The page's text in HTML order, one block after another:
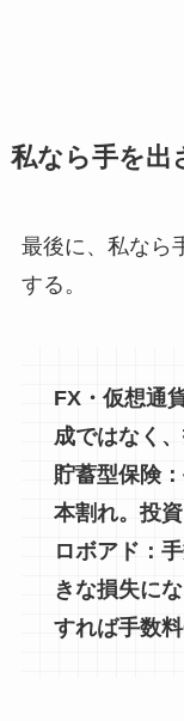
私なら手を出
最後に、私なら
する。
FX・仮想通
成ではなく、
貯蓄型保険
本割れ。投
ロボアド：
きな損失に
すれば手数料